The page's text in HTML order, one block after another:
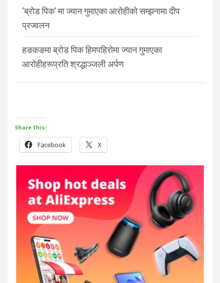
‘ब्रोड पिक’ मा ज्यान गुमाएका आरोहीको सम्झनामा दीप
प्रज्वलन
हङकङमा ब्रोड पिक हिमपहिरोमा ज्यान गुमाएका
आरोहीहरूप्रति श्रद्धाञ्जली अर्पण
Share this:
Facebook X